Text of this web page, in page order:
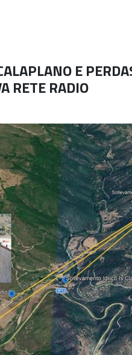
E
RETE RADIO